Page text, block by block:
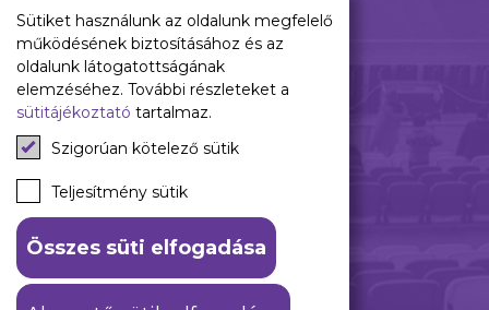
Újpest FC Shop
Digitális felületeink
Facebook
Instagram
Tiktok
Youtube
Spotify
ÁSZF
Sütiket használunk az oldalunk megfelelő
működésének biztosításához és az
oldalunk látogatottságának
elemzéséhez. További részleteket a
sütitájékoztató tartalmaz.
Szigorúan kötelező sütik
Teljesítmény sütik
Összes süti elfogadása